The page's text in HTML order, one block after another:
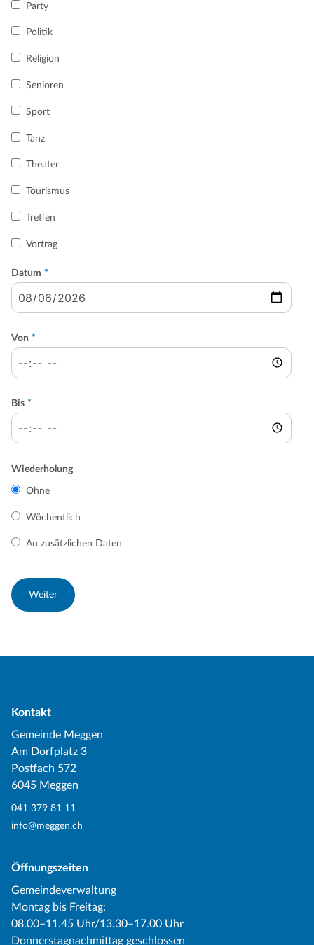
Party
Politik
Religion
Senioren
Sport
Tanz
Theater
Tourismus
Treffen
Vortrag
Datum *
Von *
Bis *
Wiederholung
Ohne
Wöchentlich
An zusätzlichen Daten
Kontakt
Gemeinde Meggen
Am Dorfplatz 3
Postfach 572
6045 Meggen
041 379 81 11
info@meggen.ch
Öffnungszeiten
Gemeindeverwaltung
Montag bis Freitag:
08.00–11.45 Uhr/13.30–17.00 Uhr
Donnerstagnachmittag geschlossen